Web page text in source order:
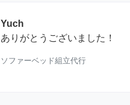
Yuch
ありがとうございました！
ソファーベッド組立代行